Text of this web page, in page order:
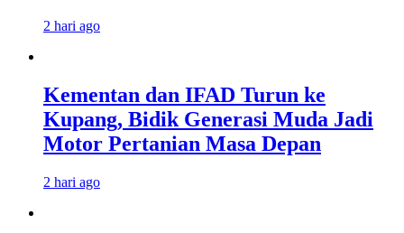
2 hari ago
Kementan dan IFAD Turun ke
Kupang, Bidik Generasi Muda Jadi
Motor Pertanian Masa Depan
2 hari ago